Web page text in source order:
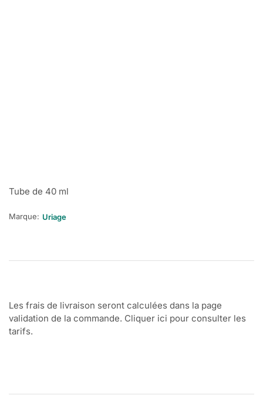
Tube de 40 ml
Marque: Uriage
Les frais de livraison seront calculées dans la page
validation de la commande. Cliquer ici pour consulter les
tarifs.